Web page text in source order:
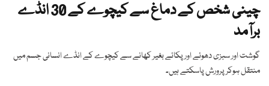
چینی شخص کے دماغ سے کیچوے کے 30 انڈے
برآمد
گوشت اور سبزی دھوئے اور پکائے بغیر کھانے سے کیچوے کے انڈے انسانی جسم میں
منتقل ہوکر پرورش پاسکتے ہیں۔